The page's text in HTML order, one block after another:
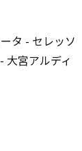
タ - セレッソ
大宮アルディ